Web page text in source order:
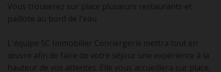
Vous trouverez sur place plusieurs restaurants et
paillote au bord de l'eau
L'équipe SC Immobilier Conciergerie mettra tout en
œuvre afin de faire de votre séjour une expérience à la
hauteur de vos attentes. Elle vous accueillera sur place,